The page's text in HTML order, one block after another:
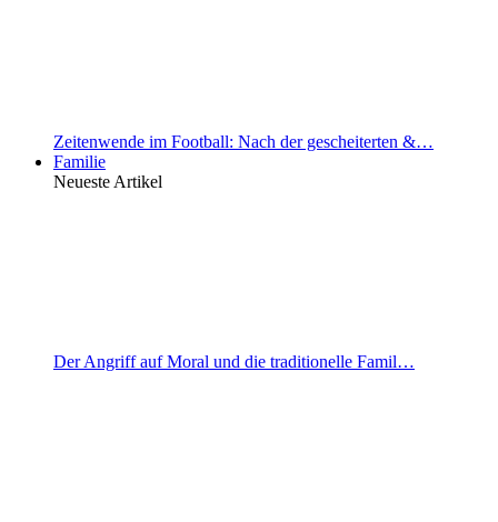
Zeitenwende im Football: Nach der gescheiterten &…
Familie
Neueste Artikel
Der Angriff auf Moral und die traditionelle Famil…